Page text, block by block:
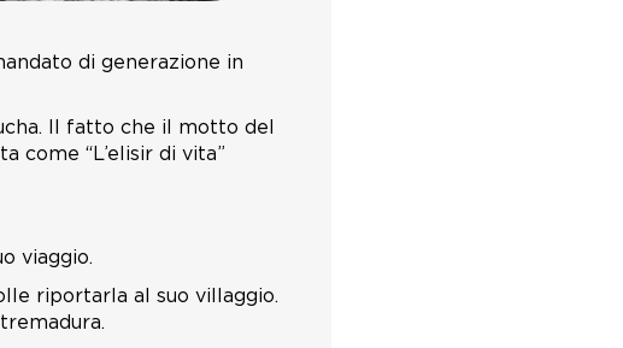
di generazione in
Il fatto che il motto del
come “L’elisir di vita”
viaggio.
riportarla al suo villaggio.